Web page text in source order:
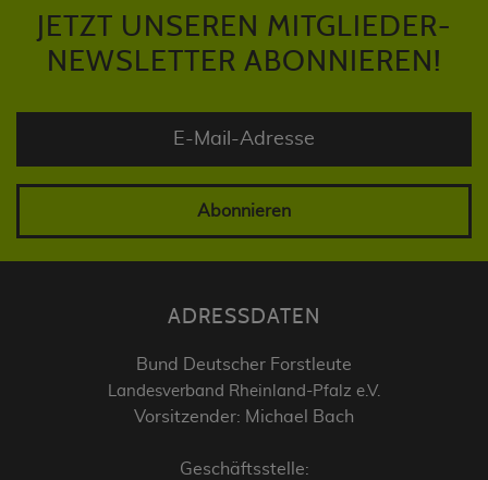
JETZT UNSEREN MITGLIEDER-
NEWSLETTER ABONNIEREN!
Abonnieren
ADRESSDATEN
Bund Deutscher Forstleute
Landesverband Rheinland-Pfalz e.V.
Vorsitzender: Michael Bach
Geschäftsstelle: